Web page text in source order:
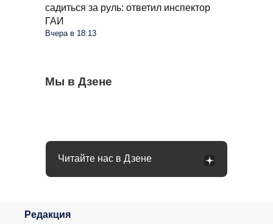
садиться за руль: ответил инспектор
ГАИ
Вчера в 18:13
Мы в Дзене
Грядки в августе пустеют, но
расслабляться нельзя: пора готовить
Овощи, которые еще дадут мощный
Ветки смородины сохнут и темнеют: пора
Читайте нас в Дзене
Редакция